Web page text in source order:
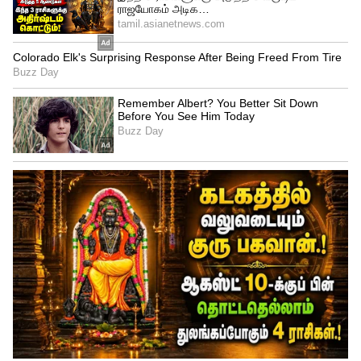
Image Credit :X
ஆதாருடன் UAN இணைப்பு அவசியம்
உங்கள் PF கணக்கில் உள்ள பெயர், பிறந்த
தேதி, பாலினம் போன்ற விவரங்கள்
ஆதாரில் உள்ள விவரங்களுடன்
முழுமையாக பொருந்த வேண்டும். சிறிய
spelling mistake இருந்தாலும் verification
தோல்வியடைய வாய்ப்பு உள்ளது. எனவே
Aadhaar linking மற்றும் KYC விவரங்களை
உடனே சரிபார்த்து அப்டேட் செய்ய
வேண்டும்.